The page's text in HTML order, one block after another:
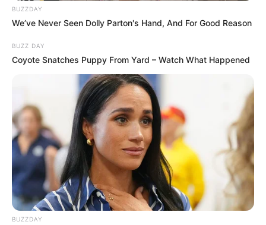
BUZZDAY
We’ve Never Seen Dolly Parton's Hand, And For Good Reason
BUZZ DAY
Coyote Snatches Puppy From Yard – Watch What Happened
BUZZDAY